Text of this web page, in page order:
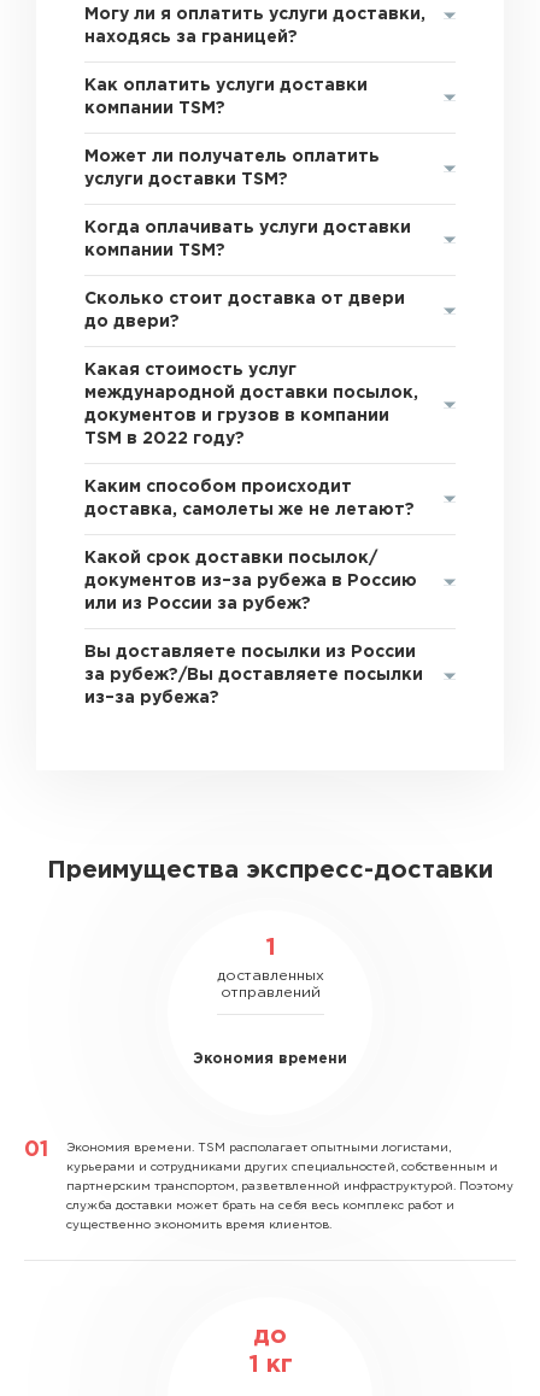
Могу ли я оплатить услуги доставки,
находясь за границей?
Как оплатить услуги доставки
компании TSM?
Может ли получатель оплатить
услуги доставки TSM?
Когда оплачивать услуги доставки
компании TSM?
Сколько стоит доставка от двери
до двери?
Какая стоимость услуг
международной доставки посылок,
документов и грузов в компании
TSM в 2022 году?
Каким способом происходит
доставка, самолеты же не летают?
Какой срок доставки посылок/
документов из–за рубежа в Россию
или из России за рубеж?
Вы доставляете посылки из России
за рубеж?/Вы доставляете посылки
из–за рубежа?
Преимущества экспресс-доставки
1
доставленных
отправлений
Экономия времени
Экономия времени. TSM располагает опытными логистами,
курьерами и сотрудниками других специальностей, собственным и
партнерским транспортом, разветвленной инфраструктурой. Поэтому
служба доставки может брать на себя весь комплекс работ и
существенно экономить время клиентов.
до
1
кг